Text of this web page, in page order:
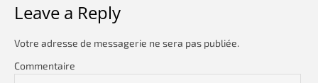
Leave a Reply
Votre adresse de messagerie ne sera pas publiée.
Commentaire